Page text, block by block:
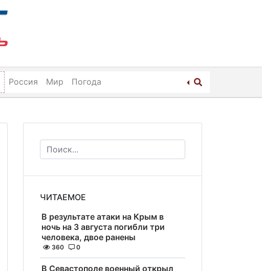
Россия Мир Погода
ЧИТАЕМОЕ
В результате атаки на Крым в
ночь на 3 августа погибли три
человека, двое ранены
360 0
В Севастополе военный открыл